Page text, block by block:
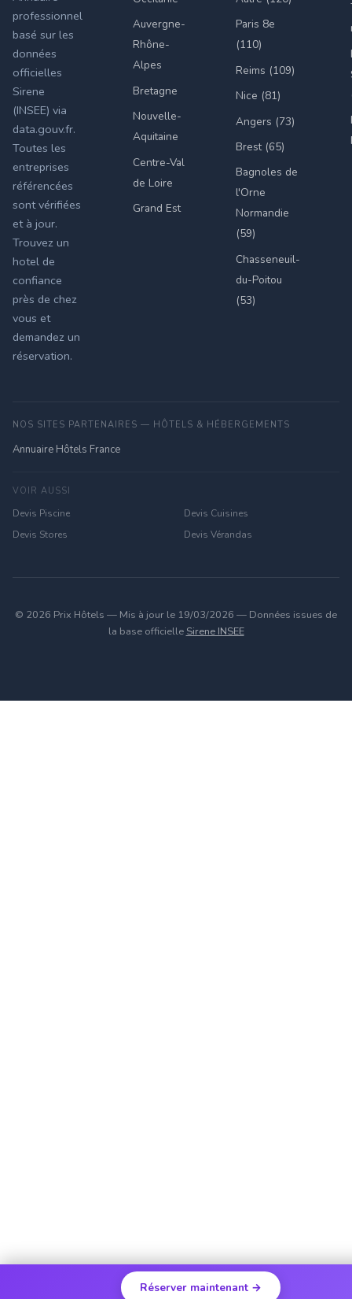
professionnel
basé sur les
données
officielles
Sirene
(INSEE) via
data.gouv.fr.
Toutes les
entreprises
référencées
sont vérifiées
et à jour.
Trouvez un
hotel de
confiance
près de chez
vous et
demandez un
réservation.
Auvergne-
Rhône-
Alpes
Bretagne
Nouvelle-
Aquitaine
Centre-Val
de Loire
Grand Est
Paris 8e
(110)
Reims (109)
Nice (81)
Angers (73)
Brest (65)
Bagnoles de
l'Orne
Normandie
(59)
Chasseneuil-
du-Poitou
(53)
NOS SITES PARTENAIRES — HÔTELS & HÉBERGEMENTS
Annuaire Hôtels France
VOIR AUSSI
Devis Piscine
Devis Cuisines
Devis Stores
Devis Vérandas
© 2026 Prix Hôtels — Mis à jour le 19/03/2026 — Données issues de
la base officielle Sirene INSEE
Réserver maintenant →